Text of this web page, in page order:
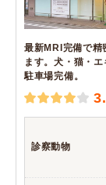
最新MRI完備で精
ます。犬・猫・
駐車場完備。
診察動物